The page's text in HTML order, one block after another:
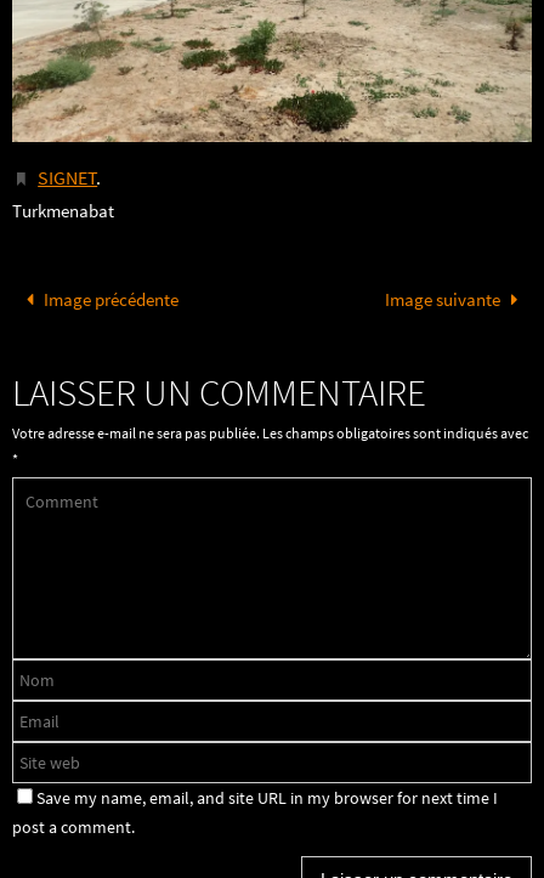
SIGNET.
Turkmenabat
Image précédente Image suivante
LAISSER UN COMMENTAIRE
Votre adresse e-mail ne sera pas publiée. Les champs obligatoires sont indiqués avec
*
Save my name, email, and site URL in my browser for next time I
post a comment.